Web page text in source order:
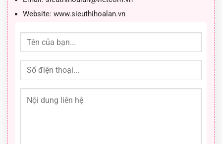
Website: www.sieuthihoalan.vn